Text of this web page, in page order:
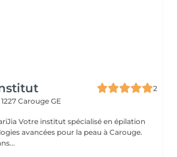
2
1227 Carouge GE
épilation
avancées pour la peau à Carouge.